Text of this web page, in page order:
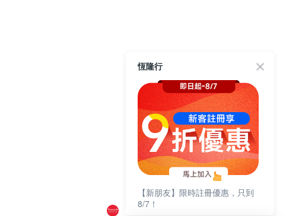
恆隆行
【新朋友】限時註冊優惠，只到
8/7！